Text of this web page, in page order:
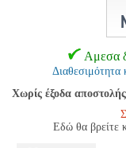
Αμεσα
Χωρίς έξοδα
Εδώ θα βρείτε